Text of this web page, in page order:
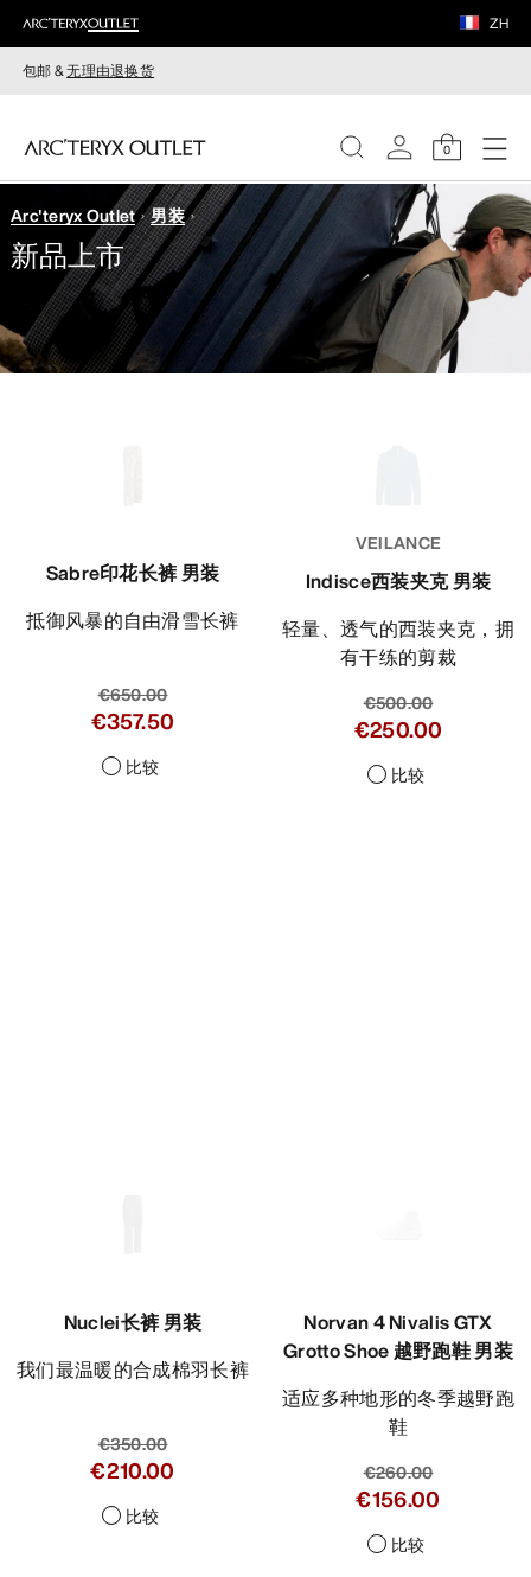
ZH
包邮 &无理由退换货
0
女装
男装
Arc'teryx Outlet 男装
新品上市
Sabre印花长裤 男装
抵御风暴的自由滑雪长裤
€650.00
€357.50
比较
VEILANCE
Indisce西装夹克 男装
轻量、透气的西装夹克，拥
有干练的剪裁
€500.00
€250.00
比较
Nuclei长裤 男装
我们最温暖的合成棉羽长裤
€350.00
€210.00
比较
Norvan 4 Nivalis GTX
Grotto Shoe 越野跑鞋 男装
适应多种地形的冬季越野跑
鞋
€260.00
€156.00
比较